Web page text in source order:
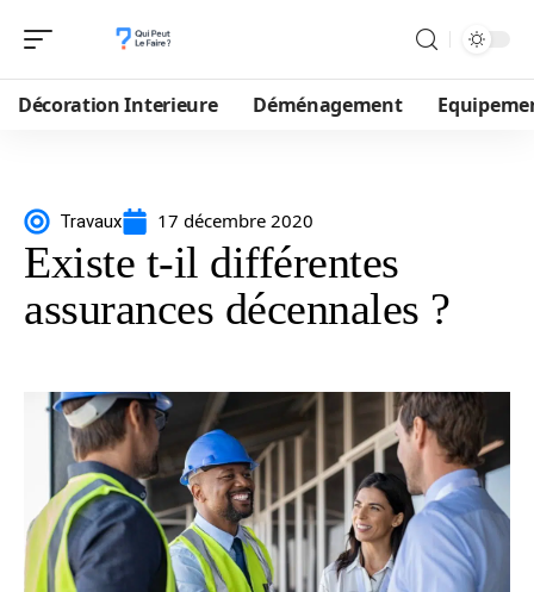
Décoration Interieure Déménagement
Travaux 17 décembre 2020
Existe t-il différentes
assurances décennales ?